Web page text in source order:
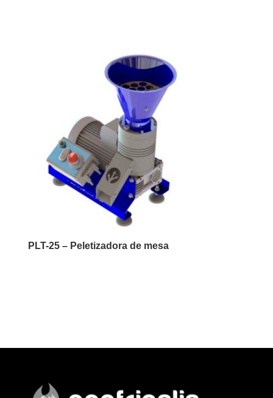
PLT-25 – Peletizadora de mesa